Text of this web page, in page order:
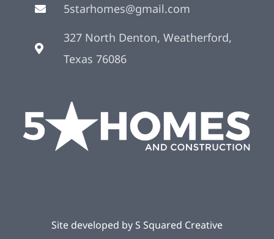
5starhomes@gmail.com
327 North Denton, Weatherford,
Texas 76086
Site developed by S Squared Creative